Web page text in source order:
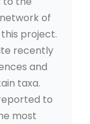
of
project.
recently
and
taxa.
to
most